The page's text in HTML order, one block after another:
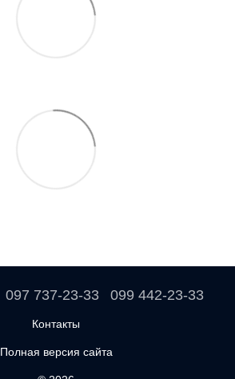
097 737-23-33 099 442-23-33
Контакты
Полная версия сайта